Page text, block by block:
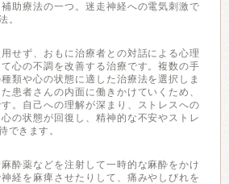
助療法の一つ。迷走神経への電気刺激で
。
せず、おもに治療者との対話による心理
心の不調を改善する治療です。複数の手
類や心の状態に適した治療法を選択しま
患者さんの内面に働きかけていくため、
。自己への理解が深まり、ストレスへの
の状態が回復し、精神的な不安やストレ
できます。
酔薬などを注射して一時的な麻酔をかけ
経を麻痺させたりして、痛みやしびれを